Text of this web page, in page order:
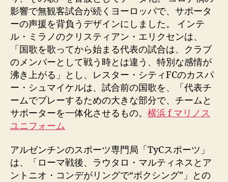
影響で無観客試合が続くヨーロッパで、サポータ
ーの声援を背負うデザインにしました。 インテ
ル・ミラノのクリスティアン・エリクセンは、
「国歌を歌ってから始まる代表の試合は、クラブ
のメンバーとして戦う時とは違う、特別な感情が
沸き上がる」とし、レスター・シティFCのカスパ
ー・シュマイケルは、試合前の国歌を、「代表チ
ームでプレーするための大きな部分で、チームと
サポーターを一体化させるもの。 横浜 f マリノス
ユニフォーム
アルゼンチンのスポーツ専門局「TyCスポーツ」
は、「ローマ戦後、ラウタロ・マルティネスとア
ントニオ・コンデがリングで“ボクシング”」との